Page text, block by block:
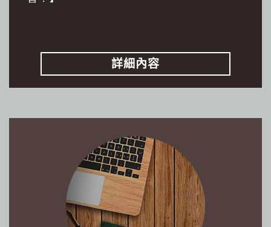
詳細內容